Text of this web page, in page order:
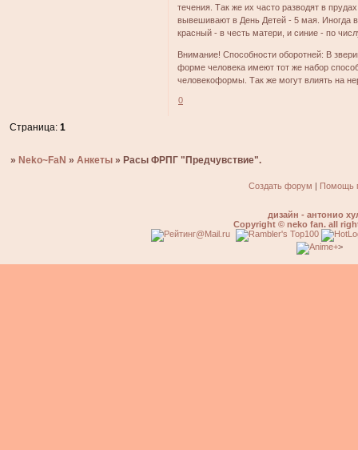
течения. Так же их часто разводят в
вывешивают в День Детей - 5 мая. Иногда
красный - в честь матери, и синие - по
Внимание! Способности оборотней: В
форме человека имеют тот же набор
человекоформы. Так же могут влиять на
0
Страница:1
» Neko~FaN »Анкеты » Расы ФРПГ "Предчувствие".
Создать форум | Помощь
дизайн - антонио
Copyright © neko fan. all
>